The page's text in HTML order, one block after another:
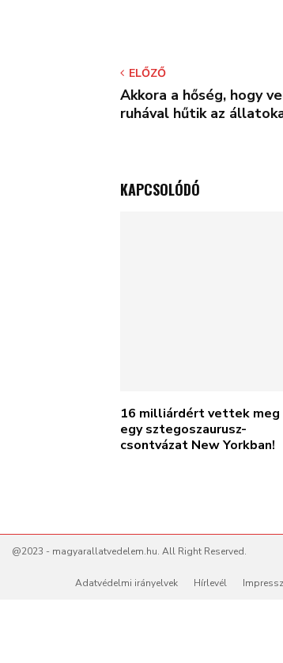
ELŐZŐ
Akkora a hőség, hogy
ruhával hűtik az
KAPCSOLÓDÓ
16 milliárdért vettek meg
egy sztegoszaurusz-
csontvázat New Yorkban!
@2023 - magyarallatvedelem.hu. All Right Reserved.
Adatvédelmi irányelvek Hírlevél